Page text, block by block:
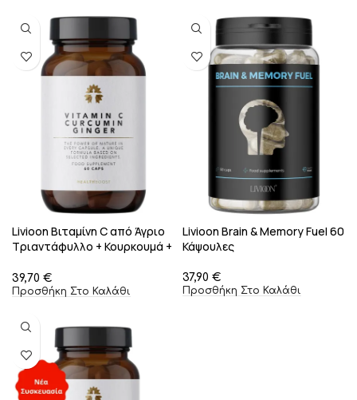
Livioon Βιταμίνη C από Άγριο
Tριαντάφυλλο + Κουρκουμά +
€
Προσθήκη Στο Καλάθι
Livioon Brain & Memory Fuel 60
Κάψουλες
€
Προσθήκη Στο Καλάθι